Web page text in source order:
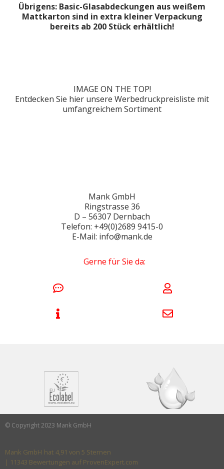
Übrigens: Basic-Glasabdeckungen aus weißem
Mattkarton sind in extra kleiner Verpackung
bereits ab 200 Stück erhältlich!
IMAGE ON THE TOP!
Entdecken Sie hier unsere Werbedruckpreisliste mit
umfangreichem Sortiment
Mank GmbH
Ringstrasse 36
D – 56307 Dernbach
Telefon: +49(0)2689 9415-0
E-Mail: info@mank.de
Gerne für Sie da:
© Copyright 2023 Mank GmbH
Mank GmbH hat 4,91 von 5 Sternen
| 11343 Bewertungen auf ProvenExpert.com